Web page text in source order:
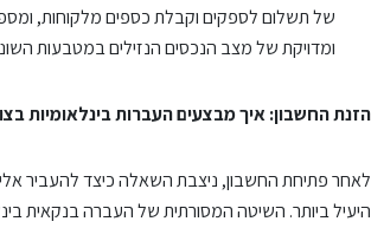
של תשלום לספקים וקבלת כספים מלקוחות,
ומדויקת של מצב הנכסים הנזילים במטבעות
הזנת החשבון: איך מבצעים העברות בינלאומיות
לאחר פתיחת החשבון, ניצבת השאלה כיצד להעביר